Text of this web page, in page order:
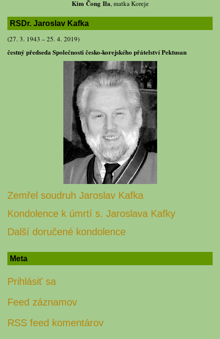
Zemřel soudruh Jaroslav Kafka
Kondolence k úmrtí s. Jaroslava Kafky
Další doručené kondolence
Meta
Feed záznamov
RSS feed komentárov
WordPress.org
Aministrácia